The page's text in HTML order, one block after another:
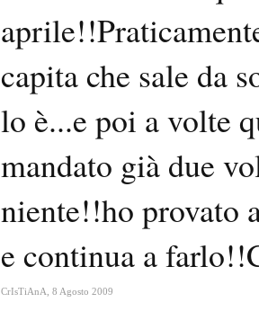
capita che sale da
lo è...e poi a volte
mandato già due
niente!!ho provato
e continua a
CrIsTiAnA 8 Agosto 2009